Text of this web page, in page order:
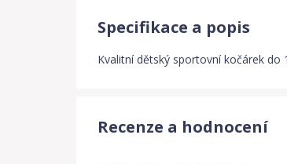
Specifikace a popis
Kvalitní dětský sportovní kočárek do
Recenze a hodnocení